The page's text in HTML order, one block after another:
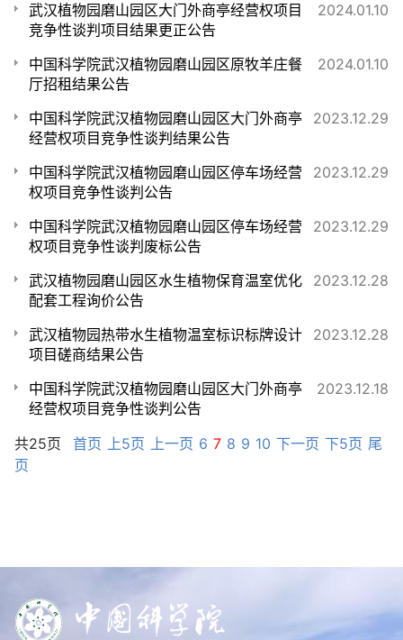
2024.01.10
武汉植物园磨山园区大门外商亭经营权项目
竞争性谈判项目结果更正公告
2024.01.10
中国科学院武汉植物园磨山园区原牧羊庄餐
厅招租结果公告
2023.12.29
中国科学院武汉植物园磨山园区大门外商亭
经营权项目竞争性谈判结果公告
2023.12.29
中国科学院武汉植物园磨山园区停车场经营
权项目竞争性谈判公告
2023.12.29
中国科学院武汉植物园磨山园区停车场经营
权项目竞争性谈判废标公告
2023.12.28
武汉植物园磨山园区水生植物保育温室优化
配套工程询价公告
2023.12.28
武汉植物园热带水生植物温室标识标牌设计
项目磋商结果公告
2023.12.18
中国科学院武汉植物园磨山园区大门外商亭
经营权项目竞争性谈判公告
共25页
首页 上5页 上一页 6 7 8 9 10 下一页 下5页 尾
页